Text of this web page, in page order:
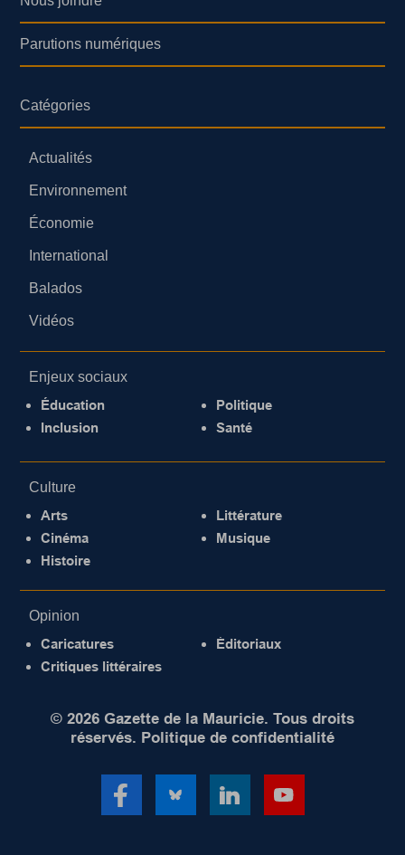
Parutions numériques
Catégories
Actualités
Environnement
Économie
International
Balados
Vidéos
Enjeux sociaux
Éducation
Inclusion
Politique
Santé
Culture
Arts
Cinéma
Histoire
Littérature
Musique
Opinion
Caricatures
Critiques littéraires
Éditoriaux
© 2026 Gazette de la Mauricie. Tous droits
réservés. Politique de confidentialité